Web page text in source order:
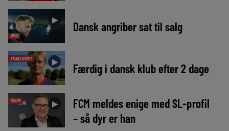
AVIS
► Dansk angriber sat til salg
EKSKLUSIVT ► Færdig i dansk klub efter 2 dage
MEDIE ►
FCM meldes enige med SL-profil
– så dyr er han